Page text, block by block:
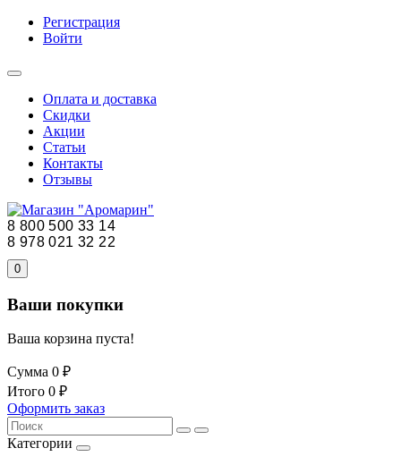
Регистрация
Войти
Оплата и доставка
Скидки
Акции
Статьи
Контакты
Отзывы
8 800 500 33 14
8 978 021 32 22
0
Ваши покупки
Ваша корзина пуста!
Сумма 0 ₽
Итого 0 ₽
Оформить заказ
Категории